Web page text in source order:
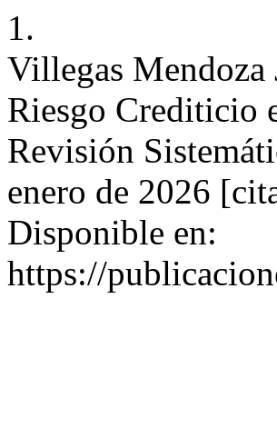
1.
Villegas Mendoza
Riesgo Crediticio
Revisión
enero de 2026
Disponible en:
https://